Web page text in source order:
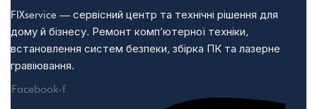
FIXservice — сервісний центр та технічні рішення для
дому й бізнесу. Ремонт комп’ютерної техніки,
встановлення систем безпеки, збірка ПК та лазерне
гравіювання.
Facebook-f